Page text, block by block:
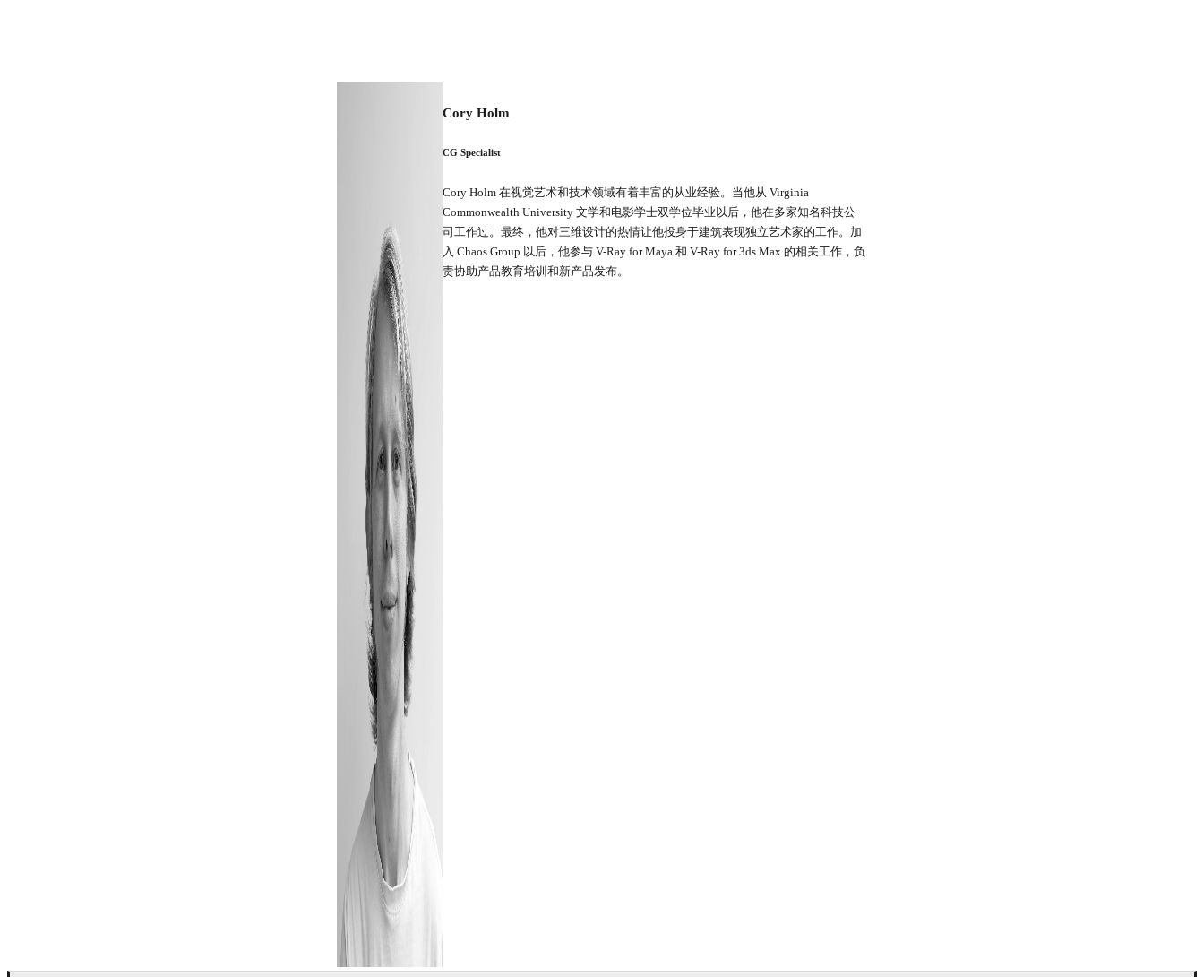
Cory Holm
CG Specialist
Cory Holm 在视觉艺术和技术领域有着丰富的从业经验。当他从 Virginia
Commonwealth University 文学和电影学士双学位毕业以后，他在多家知名科技公
司工作过。最终，他对三维设计的热情让他投身于建筑表现独立艺术家的工作。加
入 Chaos Group 以后，他参与 V-Ray for Maya 和 V-Ray for 3ds Max 的相关工作，负
责协助产品教育培训和新产品发布。